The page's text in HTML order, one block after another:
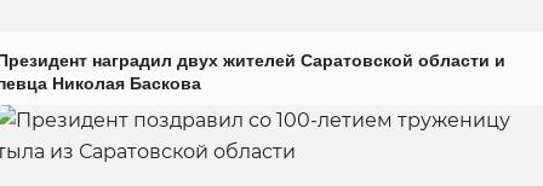
наградил двух жителей Саратовской области и
Николая Баскова